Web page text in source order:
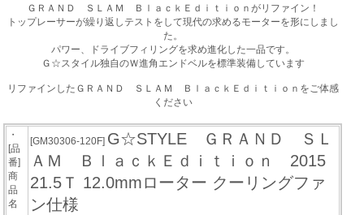
ＧＲＡＮＤ ＳＬＡＭ ＢｌａｃｋＥｄｉｔｉｏｎがリファイン！
トップレーサーが繰り返しテストをして現代の求めるモーターを形にしまし
た。
パワー、ドライブフィリングを求め進化した一品です。
Ｇ☆スタイル独自のＷ進角エンドベルを標準装備しています
リファインしたＧＲＡＮＤ ＳＬＡＭ ＢｌａｃｋＥｄｉｔｉｏｎをご体感
ください
・
[品
番]
商
品
名
[GM30306-120F] G☆STYLE ＧＲＡＮＤ ＳＬ
ＡＭ ＢｌａｃｋＥｄｉｔｉｏｎ 2015
21.5Ｔ 12.0mmローター クーリングファ
ン仕様